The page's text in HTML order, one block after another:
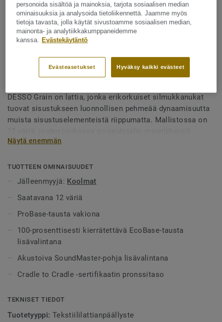
SUUNNITTELUOHJELMA
Tekstiililattia – laatat
Grain - Grain B867 9093
DESSO Grain on lattia, jonka erikorkuiset silmukkanukat
tuovat sisustukseen luonnollisen pehmeää dynaamisuutta
muista sisustuselementeistä riippumatta. Mallistossa on
sävyjä ja muutamia voimakkaampia tehostevärejä
Näytä enemmän
TUOTTEEN OMINAISUUDET
Jälleenmyyjä: Koolmat
Saatavana 12 väriä
ProBase-tausta vakiona
100-prosenttisesti kierrätettävä EcoBase-tausta
lisävalintana
Akustoiva SoundMaster-pohja lisävalintana
Cradle to Cradle -sertifikaatin pronssitaso
TEKNISET TIEDOT
Tuotetyyppi: Tekstiililattianpäällyste
personoida sisältöä ja mainoksia, tarjota sosiaalisen median
ominaisuuksia ja analysoida tietoliikennettä. Jaamme myös
tietoja tavasta, jolla käytät sivustoamme sosiaalisen median,
mainonta- ja analytiikkakumppaneidemme
kanssa. Evästekäytäntö
Hyväksy kaikki evästeet
Evästeasetukset